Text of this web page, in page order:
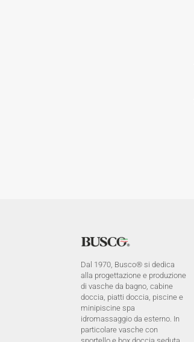
Dal 1970, Busco® si dedica
alla progettazione e produzione
di vasche da bagno, cabine
doccia, piatti doccia, piscine e
minipiscine spa
idromassaggio da esterno. In
particolare vasche con